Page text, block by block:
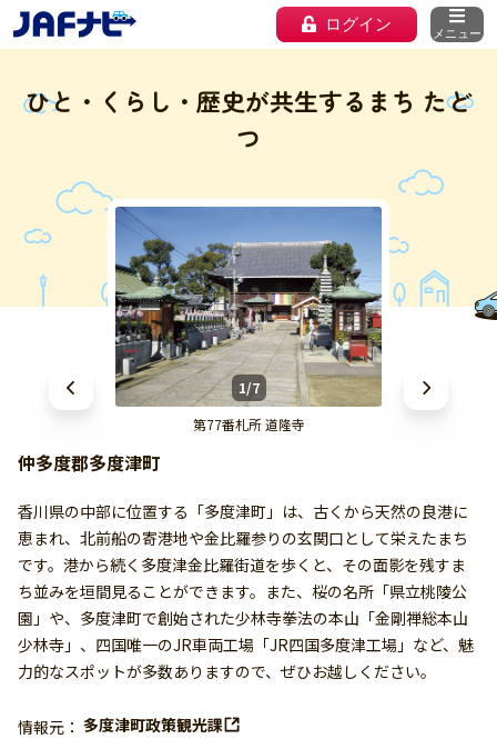
ログイン メニュー
ひと・くらし・歴史が共生するまち たど
つ
1/7
第77番札所 道隆寺
仲多度郡多度津町
香川県の中部に位置する「多度津町」は、古くから天然の良港に
恵まれ、北前船の寄港地や金比羅参りの玄関口として栄えたまち
です。港から続く多度津金比羅街道を歩くと、その面影を残すま
ち並みを垣間見ることができます。また、桜の名所「県立桃陵公
園」や、多度津町で創始された少林寺拳法の本山「金剛禅総本山
少林寺」、四国唯一のJR車両工場「JR四国多度津工場」など、魅
力的なスポットが多数ありますので、ぜひお越しください。
情報元： 多度津町政策観光課